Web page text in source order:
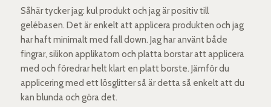
Såhär tycker jag: kul produkt och jag är positiv till
gelébasen. Det är enkelt att applicera produkten och jag
har haft minimalt med fall down. Jag har använt både
fingrar, silikon applikatorn och platta borstar att applicera
med och föredrar helt klart en platt borste. Jämför du
applicering med ett lösglitter så är detta så enkelt att du
kan blunda och göra det.